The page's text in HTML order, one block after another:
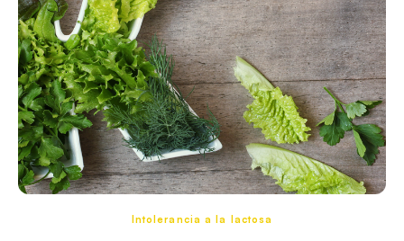
Intolerancia a la lactosa